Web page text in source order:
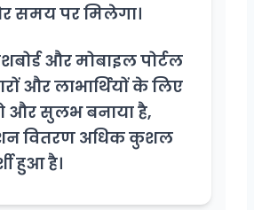
समय पर मिलेगा।
और मोबाइल पोर्टल
और लाभार्थियों के लिए
और सुलभ बनाया है,
वितरण अधिक कुशल
हुआ है।